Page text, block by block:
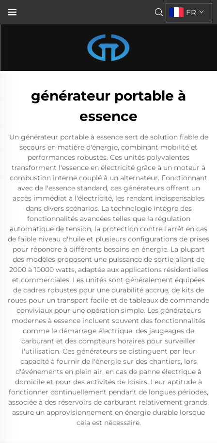
FR
générateur portable à
essence
Un générateur portable à essence sert de solution fiable de
secours en matière d'énergie, combinant mobilité et
performances robustes. Ces unités polyvalentes
transforment l'essence en électricité grâce à un moteur à
combustion interne couplé à un alternateur. Fonctionnant
avec de l'essence standard, ces générateurs offrent un
accès immédiat à l'électricité, les rendant indispensables
dans divers scénarios. La technologie intègre des
fonctionnalités avancées telles que la régulation
automatique de tension, la protection contre l'arrêt en cas
de faible niveau d'huile et plusieurs configurations de prises
pour répondre à différents besoins en énergie. La plupart
des modèles proposent une puissance de sortie allant de
2000 à 10000 watts, adaptée aux applications résidentielles
et commerciales. Les unités sont généralement équipées
de cadres robustes pour une durabilité accrue, de kits de
roues pour un transport facile et de tableaux de commande
conviviaux pour une opération simple. Les générateurs
modernes à essence incluent souvent des fonctionnalités
comme le démarrage électrique, des jaugeages de
carburant et des compteurs horaires pour surveiller
l'utilisation. Ces générateurs se distinguent par leur
capacité à fournir de l'énergie sur des chantiers, lors
d'événements en plein air, en cas de panne électrique à
domicile et pour des activités de loisirs. Leur aptitude à
fonctionner continuellement pendant de longues périodes,
associée à des réservoirs de carburant relativement grands,
assure un approvisionnement en énergie durable lorsque
cela est nécessaire.